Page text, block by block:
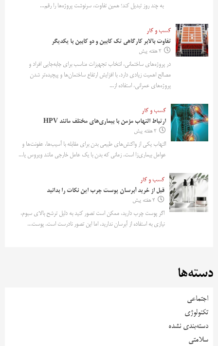
به چند روز تبدیل کند؛ همین تفاوت، سرنوشت پروژه‌ها را رقم...
کسب و کار
تفاوت بالابر کارگاهی تک کابین و دو کابین با یکدیگر
2 هفته پیش
در پروژه‌های ساختمانی، انتخاب تجهیزات مناسب برای جابه‌جایی افراد و
مصالح اهمیت زیادی دارد. با افزایش ارتفاع ساختمان‌ها و پیچیده‌تر شدن
پروژه‌های عمرانی، استفاده از...
کسب و کار
ارتباط التهاب مزمن با بیماری‌های مختلف مانند HPV
2 هفته پیش
التهاب یکی از واکنش‌های طبیعی بدن برای مقابله با آسیب‌ها، عفونت‌ها و
عوامل بیماری‌زا است. زمانی که بدن با یک عامل خارجی مانند ویروس یا...
کسب و کار
قبل از خرید آبرسان پوست چرب این نکات را بدانید
2 هفته پیش
اگر پوست چرب دارید، ممکن است تصور کنید به دلیل ترشح بالای سبوم،
نیازی به استفاده از آبرسان ندارید. اما این تصور نادرست است. پوست...
دسته‌ها
اجتماعی
تکنولوژی
دسته‌بندی نشده
سلامتی